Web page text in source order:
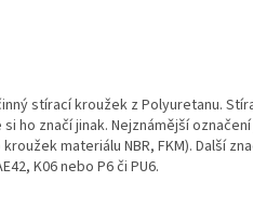
stírací kroužek z Polyuretanu.
ho značí jinak. Nejznámější označení
materiálu NBR, FKM). Další
K06 nebo P6 či PU6.